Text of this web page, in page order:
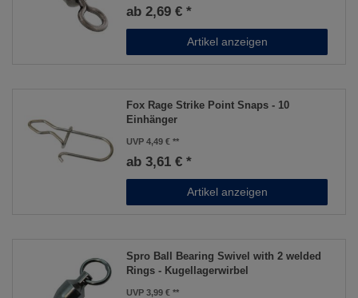
ab 2,69 € *
Artikel anzeigen
Fox Rage Strike Point Snaps - 10
Einhänger
UVP 4,49 €
ab 3,61 € *
Artikel anzeigen
Spro Ball Bearing Swivel with 2 welded
Rings - Kugellagerwirbel
UVP 3,99 €